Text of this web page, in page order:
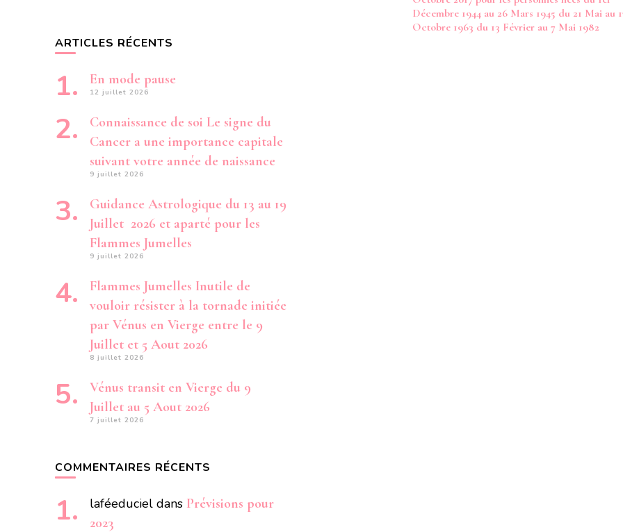
DE
SERA
QUE
FÉCONDE
Décembre 1944 au 26 Mars 1945 du 21 Mai au
Octobre 1963 du 13 Février au 7 Mai 1982
ARTICLES RÉCENTS
En mode pause
12 juillet 2026
Connaissance de soi Le signe du
Cancer a une importance capitale
suivant votre année de naissance
9 juillet 2026
Guidance Astrologique du 13 au 19
Juillet 2026 et aparté pour les
Flammes Jumelles
9 juillet 2026
Flammes Jumelles Inutile de
vouloir résister à la tornade initiée
par Vénus en Vierge entre le 9
Juillet et 5 Aout 2026
8 juillet 2026
Vénus transit en Vierge du 9
Juillet au 5 Aout 2026
7 juillet 2026
COMMENTAIRES RÉCENTS
laféeduciel dans Prévisions pour
2023